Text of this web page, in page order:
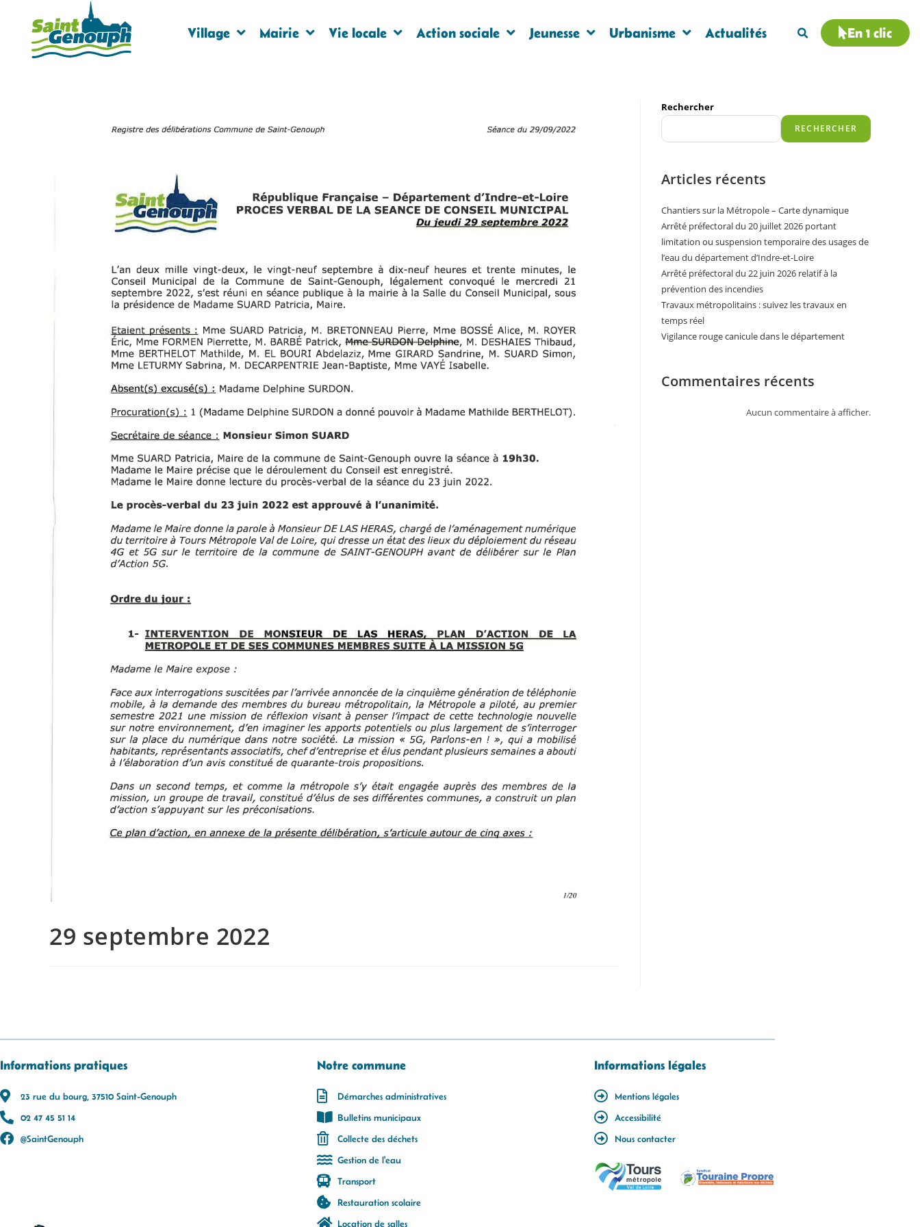
Village Mairie Vie locale Action sociale Jeunesse Urbanisme Actualités En 1 clic
29 septembre 2022
Rechercher
RECHERCHER
Articles récents
Chantiers sur la Métropole – Carte dynamique
Arrêté préfectoral du 20 juillet 2026 portant
limitation ou suspension temporaire des usages de
l’eau du département d’Indre-et-Loire
Arrêté préfectoral du 22 juin 2026 relatif à la
prévention des incendies
Travaux métropolitains : suivez les travaux en
temps réel
Vigilance rouge canicule dans le département
Commentaires récents
Aucun commentaire à afficher.
Informations pratiques
23 rue du bourg, 37510 Saint-Genouph
02 47 45 51 14
@SaintGenouph
Notre commune
Démarches administratives
Bulletins municipaux
Collecte des déchets
Gestion de l'eau
Transport
Restauration scolaire
Location de salles
Informations légales
Mentions légales
Accessibilité
Nous contacter